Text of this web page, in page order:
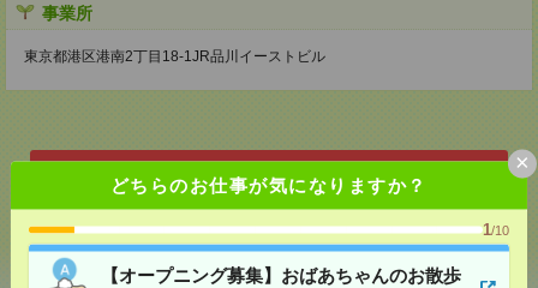
どちらのお仕事が気になりますか？
1/10
【オープニング募集】おばあちゃんのお散歩
×
事業所
東京都港区港南2丁目18-1JR品川イーストビル
応募ページへ
気になる！